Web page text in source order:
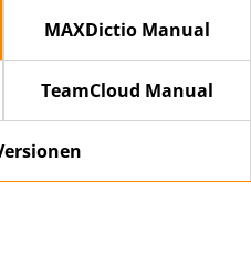
MAXDictio Manual
TeamCloud Manual